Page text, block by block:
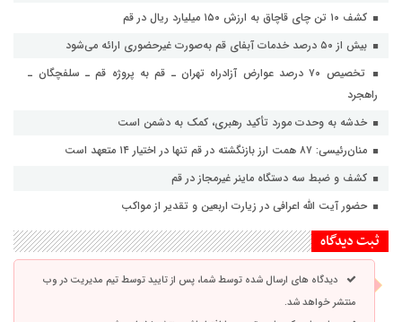
کشف ۱۰ تن چای قاچاق به ارزش ۱۵۰ میلیارد ریال در قم
بیش از ۵۰ درصد خدمات آبفای قم به‌صورت غیرحضوری ارائه می‌شود
تخصیص ۷۰ درصد عوارض آزادراه تهران ـ قم به پروژه قم ـ سلفچگان ـ
راهجرد
خدشه به وحدت مورد تأکید رهبری، کمک به دشمن است
منان‌رئیسی: ۸۷ همت ارز بازنگشته در قم تنها در اختیار ۱۴ متعهد است
کشف و ضبط سه دستگاه ماینر غیرمجاز در قم
حضور آیت الله اعرافی در زیارت اربعین و تقدیر از مواکب
ثبت دیدگاه
دیدگاه های ارسال شده توسط شما، پس از تایید توسط تیم مدیریت در وب
منتشر خواهد شد.